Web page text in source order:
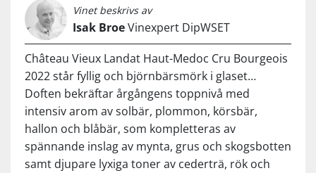
best in a decade or more."
Fyll kundvagnen med Supervins unika smakgaranti i ryggen
– och upptäck varför vi utan tvekan kallar detta för 2022-
årgångens bästa Cru Bourgeois-klassificerade Haut-Médoc i
sin prisklass.
Njut av den till saftigt nötkött, lamm med örtkryddor,
fågelvilt, viltkött, kraftiga tapas och mogna ostar. Servera vid
16–18°C.
Vinet beskrivs av
Isak BroeVinexpert DipWSET
Château Vieux Landat Haut-Medoc Cru Bourgeois
2022 står fyllig och björnbärsmörk i glaset…
Doften bekräftar årgångens toppnivå med
intensiv arom av solbär, plommon, körsbär,
hallon och blåbär, som kompletteras av
spännande inslag av mynta, grus och skogsbotten
samt djupare lyxiga toner av cederträ, rök och